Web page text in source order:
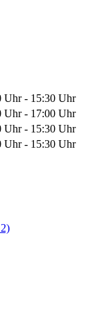
Uhr - 15:30 Uhr
Uhr - 17:00 Uhr
Uhr - 15:30 Uhr
Uhr - 15:30 Uhr